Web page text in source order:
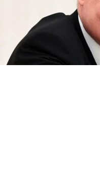
Sledujte prima+
Přihlášení
důmyslně tají, což